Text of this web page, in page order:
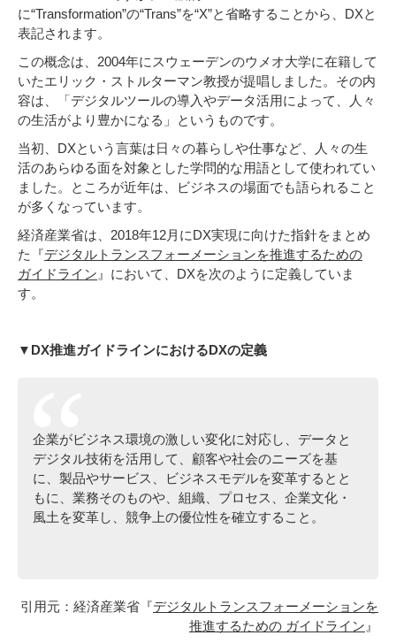
に“Transformation”の“Trans”を“X”と省略することから、DXと
表記されます。
この概念は、2004年にスウェーデンのウメオ大学に在籍して
いたエリック・ストルターマン教授が提唱しました。その内
容は、「デジタルツールの導入やデータ活用によって、人々
の生活がより豊かになる」というものです。
当初、DXという言葉は日々の暮らしや仕事など、人々の生
活のあらゆる面を対象とした学問的な用語として使われてい
ました。ところが近年は、ビジネスの場面でも語られること
が多くなっています。
経済産業省は、2018年12月にDX実現に向けた指針をまとめ
た『デジタルトランスフォーメーションを推進するための
ガイドライン 』において、DXを次のように定義していま
す。
▼DX推進ガイドラインにおけるDXの定義
企業がビジネス環境の激しい変化に対応し、データと
デジタル技術を活用して、顧客や社会のニーズを基
に、製品やサービス、ビジネスモデルを変革するとと
もに、業務そのものや、組織、プロセス、企業文化・
風土を変革し、競争上の優位性を確立すること。
引用元：経済産業省『デジタルトランスフォーメーションを
推進するための ガイドライン 』